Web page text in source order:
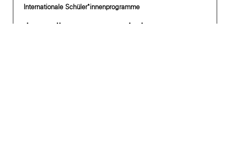
Internationale Schüler*innenprogramme
Jugendbegegnung zwischen